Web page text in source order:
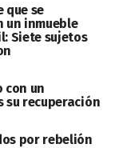
que se
un inmueble
Siete sujetos
con un
recuperación
por rebelión